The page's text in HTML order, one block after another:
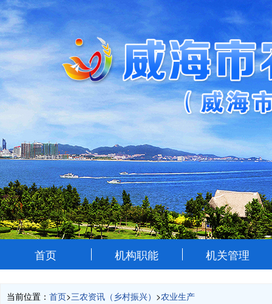
首页 机构职能 机关管理
当前位置： 首页>三农资讯（乡村振兴） >农业生产